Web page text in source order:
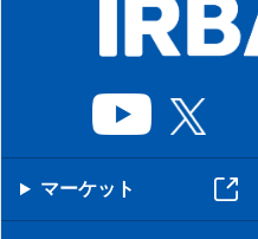
マーケット